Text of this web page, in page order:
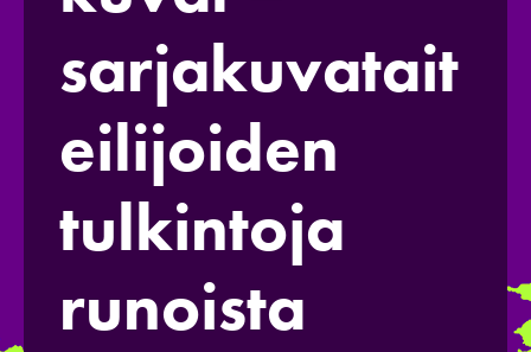
sarjakuvatait
eilijoiden
tulkintoja
runoista